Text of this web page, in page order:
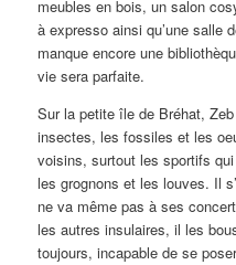
meubles en bois, un salon
à expresso ainsi qu’une salle
manque encore une
vie sera parfaite.
Sur la petite île de Bréhat,
insectes, les fossiles et les
voisins, surtout les sportifs
les grognons et les louves. Il
ne va même pas à ses
les autres insulaires, il les
toujours, incapable de se